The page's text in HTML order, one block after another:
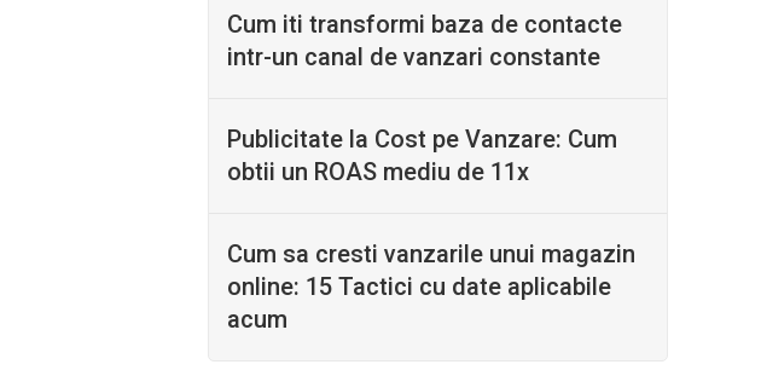
Cum iti transformi baza de contacte
intr-un canal de vanzari constante
Publicitate la Cost pe Vanzare: Cum
obtii un ROAS mediu de 11x
Cum sa cresti vanzarile unui magazin
online: 15 Tactici cu date aplicabile
acum